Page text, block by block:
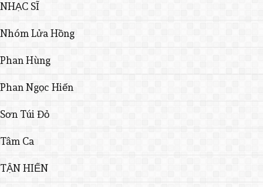
NHẠC SĨ
Nhóm Lửa Hồng
Phan Hùng
Phan Ngọc Hiến
Sơn Túi Đỏ
Tâm Ca
TẬN HIẾN